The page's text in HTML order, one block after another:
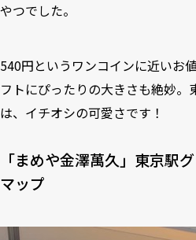
やつでした。
540円というワンコインに近いお
フトにぴったりの大きさも絶妙。
は、イチオシの可愛さです！
「まめや金澤萬久」東京駅
マップ